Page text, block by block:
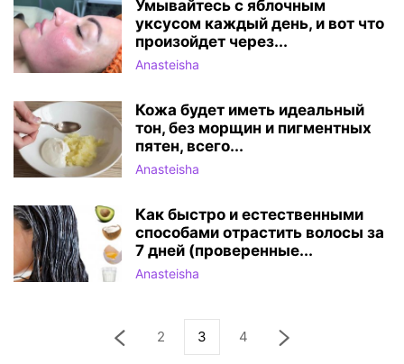
Умывайтесь с яблочным
уксусом каждый день, и вот что
произойдет через...
Anasteisha
Кожа будет иметь идеальный
тон, без морщин и пигментных
пятен, всего...
Anasteisha
Как быстро и естественными
способами отрастить волосы за
7 дней (проверенные...
Anasteisha
2 3 4